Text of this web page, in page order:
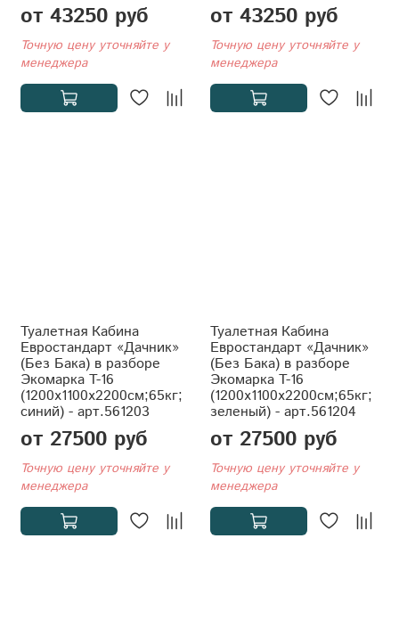
от 43250 руб
Точную цену уточняйте у
менеджера
от 43250 руб
Точную цену уточняйте у
менеджера
Туалетная Кабина
Евростандарт «Дачник»
(Без Бака) в разборе
Экомарка T-16
(1200x1100x2200см;65кг;
синий) - арт.561203
от 27500 руб
Точную цену уточняйте у
менеджера
Туалетная Кабина
Евростандарт «Дачник»
(Без Бака) в разборе
Экомарка T-16
(1200x1100x2200см;65кг;
зеленый) - арт.561204
от 27500 руб
Точную цену уточняйте у
менеджера